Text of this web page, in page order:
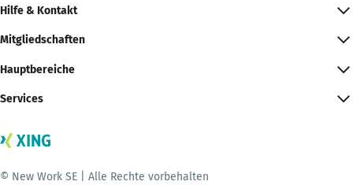
Hilfe & Kontakt
Mitgliedschaften
Hauptbereiche
Services
© New Work SE | Alle Rechte vorbehalten